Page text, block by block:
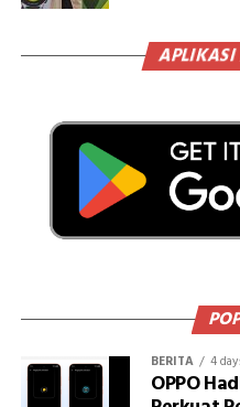
BERITA 4
OPPO